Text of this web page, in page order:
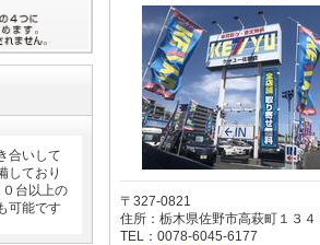
合いして
しており
台以上の
可能です
〒327-0821
住所：栃木県佐野市高萩町１３４
TEL：0078-6045-6177